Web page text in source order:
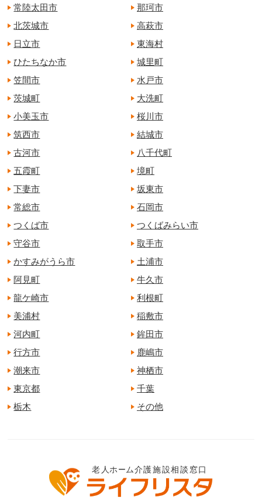
常陸太田市
那珂市
北茨城市
高萩市
日立市
東海村
ひたちなか市
城里町
笠間市
水戸市
茨城町
大洗町
小美玉市
桜川市
筑西市
結城市
古河市
八千代町
五霞町
境町
下妻市
坂東市
常総市
石岡市
つくば市
つくばみらい市
守谷市
取手市
かすみがうら市
土浦市
阿見町
牛久市
龍ケ崎市
利根町
美浦村
稲敷市
河内町
鉾田市
行方市
鹿嶋市
潮来市
神栖市
東京都
千葉
栃木
その他